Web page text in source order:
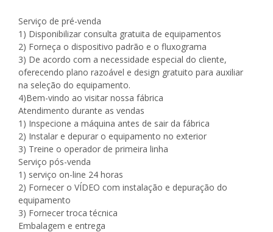
Serviço de pré-venda
1) Disponibilizar consulta gratuita de equipamentos
2) Forneça o dispositivo padrão e o fluxograma
3) De acordo com a necessidade especial do cliente,
oferecendo plano razoável e design gratuito para auxiliar
na seleção do equipamento.
4)Bem-vindo ao visitar nossa fábrica
Atendimento durante as vendas
1) Inspecione a máquina antes de sair da fábrica
2) Instalar e depurar o equipamento no exterior
3) Treine o operador de primeira linha
Serviço pós-venda
1) serviço on-line 24 horas
2) Fornecer o VÍDEO com instalação e depuração do
equipamento
3) Fornecer troca técnica
Embalagem e entrega